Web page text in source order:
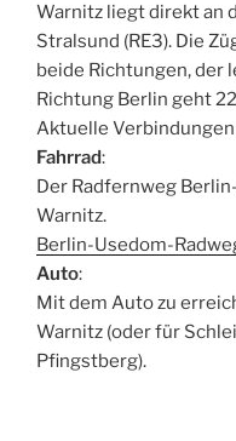
Warnitz liegt direkt an
Stralsund (RE3). Die
beide Richtungen, der
Richtung Berlin geht
Aktuelle
Fahrrad:
Der Radfernweg
Warnitz.
Berlin-Usedom-
Auto:
Mit dem Auto zu
Warnitz (oder für
Pfingstberg).